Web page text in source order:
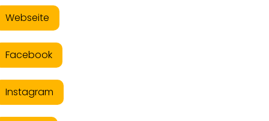
Webseite
Facebook
Instagram